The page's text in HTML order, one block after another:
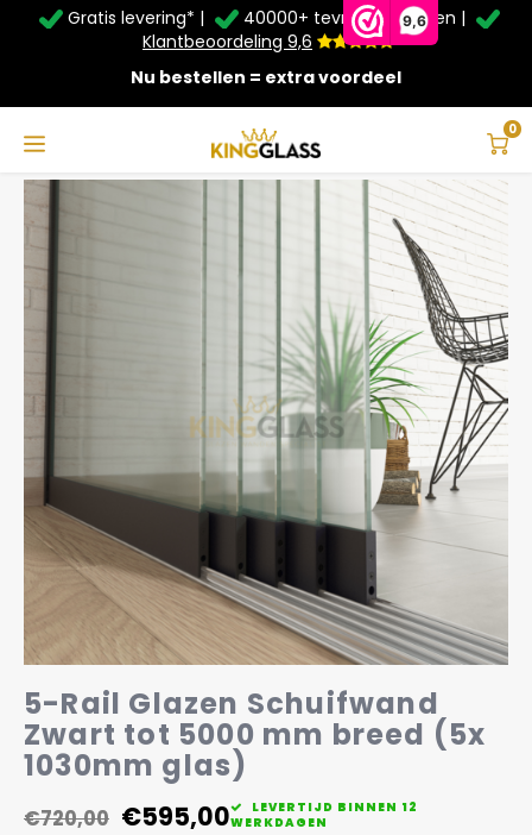
9,6
Service & Contact
Contact
Bezorging
Afhalen
Montage
Betaalmethoden
Garantie
Veelgestelde vragen
Taal
Nederlands
Deutsch
Gratis levering* |
40000+ tevreden klanten |
Klantbeoordeling 9,6
Nu bestellen = extra voordeel
0
Zomer Deals: Tot 20% kortingop schuifwanden en
veranda's +€20extra kassa korting*
5-Rail Glazen Schuifwand Zwart tot 5000 mm breed (5x 1030mm glas)
5-Rail Glazen Schuifwand
Zwart tot 5000 mm breed (5x
1030mm glas)
€720,00 €595,00
LEVERTIJD BINNEN 12
WERKDAGEN